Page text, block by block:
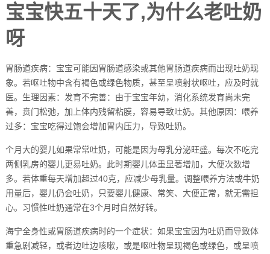
宝宝快五十天了,为什么老吐奶
呀
胃肠道疾病：宝宝可能因胃肠道感染或其他胃肠道疾病而出现吐奶现
象。若呕吐物中含有褐色或绿色物质，甚至呈喷射状呕吐，应及时就
医。生理因素：发育不完善：由于宝宝年幼，消化系统发育尚未完
善，贲门松弛，加上体内残留粘膜，容易导致吐奶。其他原因：喂养
过多：宝宝吃得过饱会增加胃内压力，导致吐奶。
个月大的婴儿如果常常吐奶，可能是因为母乳分泌旺盛。每次不吃完
两侧乳房的婴儿更易吐奶。此时期婴儿体重显著增加，大便次数增
多。若体重每天增加超过40克，应减少母乳量。调整喂养方法或牛奶
用量后，婴儿仍会吐奶，只要婴儿健康、常笑、大便正常，就无需担
心。习惯性吐奶通常在3个月时自然好转。
海宁全身性或胃肠道疾病时的一个症状：如果宝宝因为吐奶而导致体
重急剧减轻，或者边吐边咳嗽，或是呕吐物呈现褐色或绿色，或呈喷